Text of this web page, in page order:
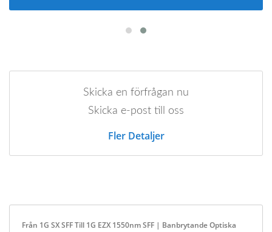
Skicka en förfrågan nu
Skicka e-post till oss
Fler Detaljer
Från 1G SX SFF Till 1G EZX 1550nm SFF | Banbrytande Optiska